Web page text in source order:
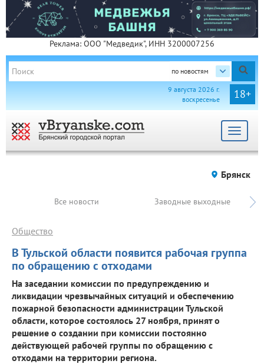
Реклама: ООО "Медведик", ИНН 3200007256
по новостям
18+
9 августа 2026 г.
воскресенье
Toggle
Брянск
Все новости Заводные выходные
В Тульской области появится рабочая группа
по обращению с отходами
Общество
На заседании комиссии по предупреждению и
ликвидации чрезвычайных ситуаций и обеспечению
пожарной безопасности администрации Тульской
области, которое состоялось 27 ноября, принят о
решение о создании при комиссии постоянно
действующей рабочей группы по обращению с
отходами на территории региона.